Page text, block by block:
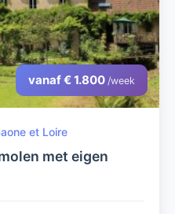
vanaf € 1.800 /week
et Loire
met eigen